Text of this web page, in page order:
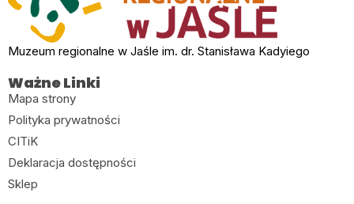
Muzeum regionalne w Jaśle im. dr. Stanisława Kadyiego
Ważne Linki
Mapa strony
Polityka prywatności
CITiK
Deklaracja dostępności
Sklep